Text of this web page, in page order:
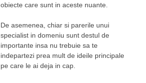
obiecte care sunt in aceste nuante.
De asemenea, chiar si parerile unui
specialist in domeniu sunt destul de
importante insa nu trebuie sa te
indepartezi prea mult de ideile principale
pe care le ai deja in cap.